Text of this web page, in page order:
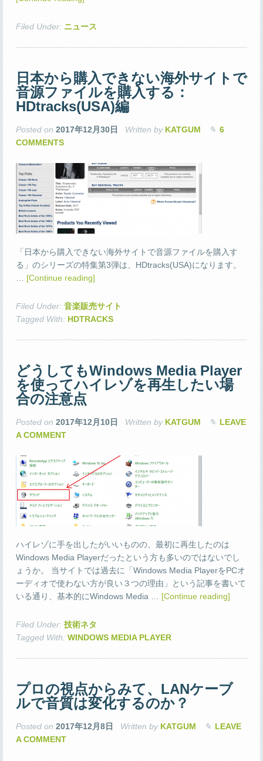
Filed Under: ニュース
日本から購入できない海外サイトで
音源ファイルを購入する：
HDtracks(USA)編
Posted on 2017年12月30日 Written by KATGUM
6
COMMENTS
「日本から購入できない海外サイトで音源ファイルを購入す
る」のシリーズの特集第3弾は、HDtracks(USA)になります。
… [Continue reading]
Filed Under: 音楽販売サイト
Tagged With: HDTRACKS
どうしてもWindows Media Player
を使ってハイレゾを再生したい場
合の注意点
Posted on 2017年12月10日 Written by KATGUM
LEAVE
A COMMENT
ハイレゾに手を出したがいいものの、最初に再生したのは
Windows Media Playerだったという方も多いのではないでし
ょうか。 当サイトでは過去に「Windows Media PlayerをPCオ
ーディオで使わない方が良い３つの理由」という記事を書いて
いる通り、基本的にWindows Media … [Continue reading]
Filed Under: 技術ネタ
Tagged With: WINDOWS MEDIA PLAYER
プロの視点からみて、LANケーブ
ルで音質は変化するのか？
Posted on 2017年12月8日 Written by KATGUM
LEAVE
A COMMENT